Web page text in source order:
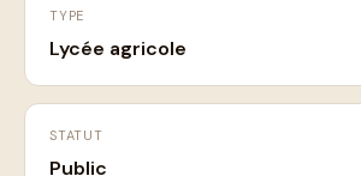
TYPE
Lycée agricole
STATUT
Public